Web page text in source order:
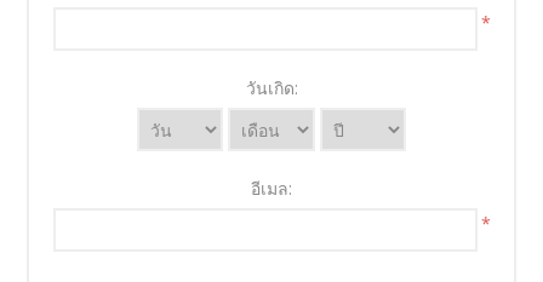
*
วันเกิด:
อีเมล:
*